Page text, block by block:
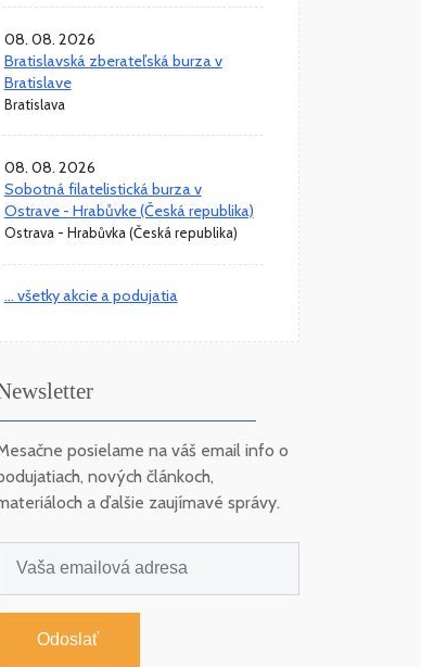
08. 08. 2026
Bratislavská zberateľská burza v
Bratislave
Bratislava
08. 08. 2026
Sobotná filatelistická burza v
Ostrave - Hrabůvke (Česká republika)
Ostrava - Hrabůvka (Česká republika)
... všetky akcie a podujatia
posielame na váš email info o
nových článkoch,
a ďalšie zaujímavé správy.
Odoslať